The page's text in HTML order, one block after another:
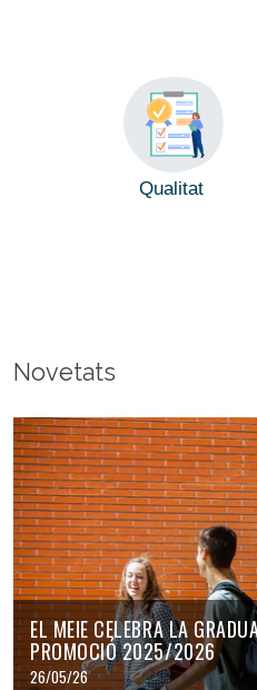
Qualitat
Novetats
EL MEIE CELEBRA LA
PROMOCIÓ 2025/2026
26/05/26